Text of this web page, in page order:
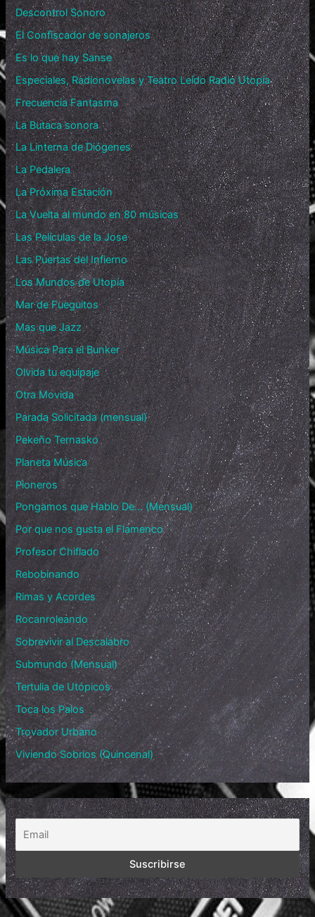
Descontrol Sonoro
El Confiscador de sonajeros
Es lo que hay Sanse
Especiales, Radionovelas y Teatro Leído Radio Utopía
Frecuencia Fantasma
La Butaca sonora
La Linterna de Diógenes
La Pedalera
La Próxima Estación
La Vuelta al mundo en 80 músicas
Las Películas de la Jose
Las Puertas del Infierno
Los Mundos de Utopía
Mar de Fueguitos
Mas que Jazz
Música Para el Bunker
Olvida tu equipaje
Otra Movida
Parada Solicitada (mensual)
Pekeño Ternasko
Planeta Música
Pioneros
Pongamos que Hablo De… (Mensual)
Por que nos gusta el Flamenco
Profesor Chiflado
Rebobinando
Rimas y Acordes
Rocanroleando
Sobrevivir al Descalabro
Submundo (Mensual)
Tertulia de Utópicos
Toca los Palos
Trovador Urbano
Viviendo Sobrios (Quincenal)